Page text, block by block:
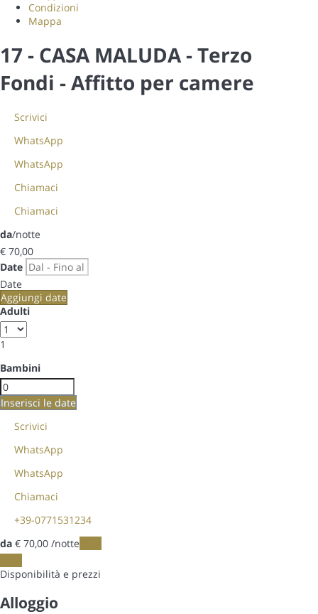
Condizioni
Mappa
17 - CASA MALUDA - Terzo
Fondi -Affitto per camere
Scrivici
WhatsApp
WhatsApp
Chiamaci
Chiamaci
da/notte
€ 70,00
Date
Date
Aggiungi date
Adulti
1
Bambini
Inserisci le date
Scrivici
WhatsApp
WhatsApp
Chiamaci
+39-0771531234
da € 70,00 /notte
Disponibilità e prezzi
Alloggio